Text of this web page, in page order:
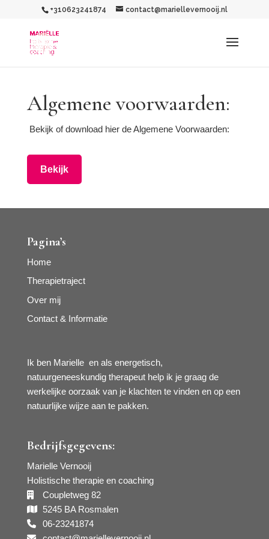
+310623241874 contact@mariellevernooij.nl
Algemene voorwaarden:
Bekijk of download hier de Algemene Voorwaarden:
Bekijk
Pagina’s
Home
Therapietraject
Over mij
Contact & Informatie
Ik ben Marielle en als energetisch,
natuurgeneeskundig therapeut help ik je graag de
werkelijke oorzaak van je klachten te vinden en op een
natuurlijke wijze aan te pakken.
Bedrijfsgegevens:
Marielle Vernooij
Holistische therapie en coaching
Coupletweg 82
5245 BA Rosmalen
06-23241874